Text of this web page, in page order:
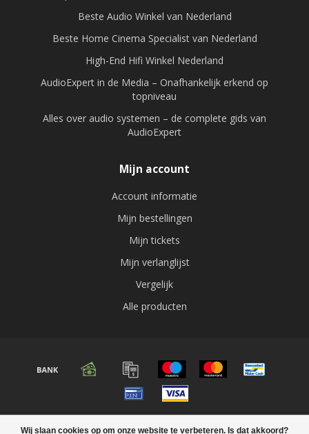
Wij slaan cookies op om onze website te verbeteren. Is dat akkoord?
Beste Audio Winkel van Nederland
Beste Home Cinema Specialist van Nederland
High-End Hifi Winkel Nederland
AudioExpert in de Media – Onafhankelijk erkend op
topniveau
Alles over audio systemen – de complete gids van
AudioExpert
Mijn account
Account informatie
Mijn bestellingen
Mijn tickets
Mijn verlanglijst
Vergelijk
Alle producten
© Copyright 2026 Audio expert